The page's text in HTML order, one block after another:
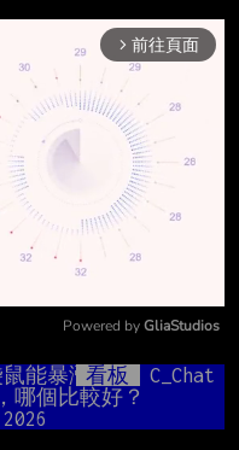
arrow_forward_ios 前往頁面
Mute
Powered by GliaStudios
能暴漲數十倍的)
看板
C_Chat
哪個比較好？